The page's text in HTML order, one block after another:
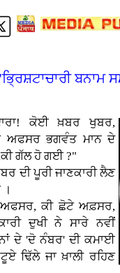
ਬਨਾਮ
ਕੋਈ ਖ਼ਬਰ ਖੁਬਰ,
ਅਫਸਰ ਭਗਵੰਤ ਮਾਨ ਦੇ
ਗੱਲ ਹੋ ਗਈ ?"
ਦੀ ਪੂਰੀ ਜਾਣਕਾਰੀ ਲੈਣ
।
ਕੀ ਛੋਟੇ ਅਫ਼ਸਰ,
ਦੁਖੀ ਨੇ ਸਾਰੇ ਨਵੀਂ
ਦੇ 'ਦੋ ਨੰਬਰ' ਦੀ ਕਮਾਈ
ਢਿੱਲੇ ਜਾ ਖ਼ਾਲੀ ਰਹਿਣ